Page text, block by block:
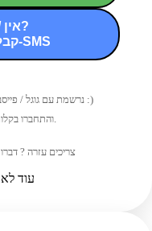
אין / שכחת סיסמה?
קבלת סיסמה חדשה ב-SMS
נרשמת עם גוגל / פייסבוק בעבר? מעכשיו מתחברים עם טלפון :)
קבלו סיסמה חדשה ב-SMS והתחברו בקלות.
צריכים עזרה ?
עוד